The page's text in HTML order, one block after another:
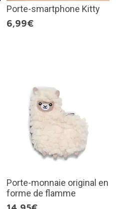
Porte-smartphone Kitty
6,99€
Porte-monnaie original en
forme de flamme